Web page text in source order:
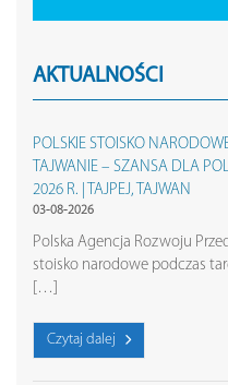
AKTUALNOŚCI
POLSKIE STOISKO
TAJWANIE – SZANSA DLA
2026 R. | TAJPEJ, TAJWAN
03-08-2026
Polska Agencja Rozwoju
stoisko narodowe podczas
[…]
Czytaj dalej